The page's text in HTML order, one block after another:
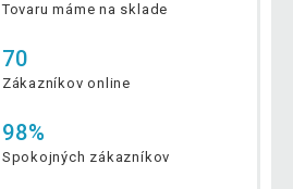
Tovaru máme na sklade
70
Zákazníkov online
98%
Spokojných zákazníkov